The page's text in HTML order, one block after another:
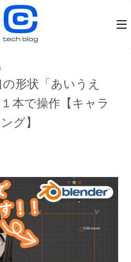
の形状「あいうえ
本で操作【キャラ
グ】